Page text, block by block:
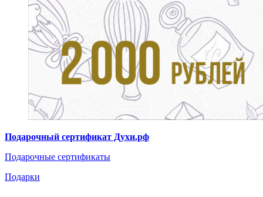
Подарочный сертификат Духи.рф
Подарочные сертификаты
Подарки